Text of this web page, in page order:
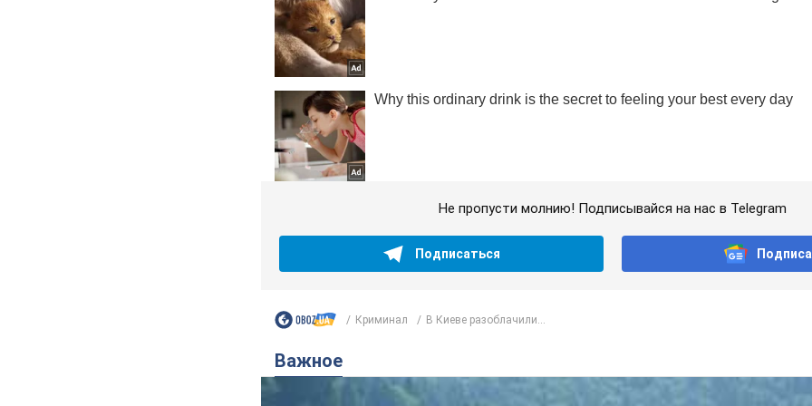
Не пропусти молнию! Подписывайся на нас в Telegram
Подписаться
Криминал В Киеве разоблачили...
Важное